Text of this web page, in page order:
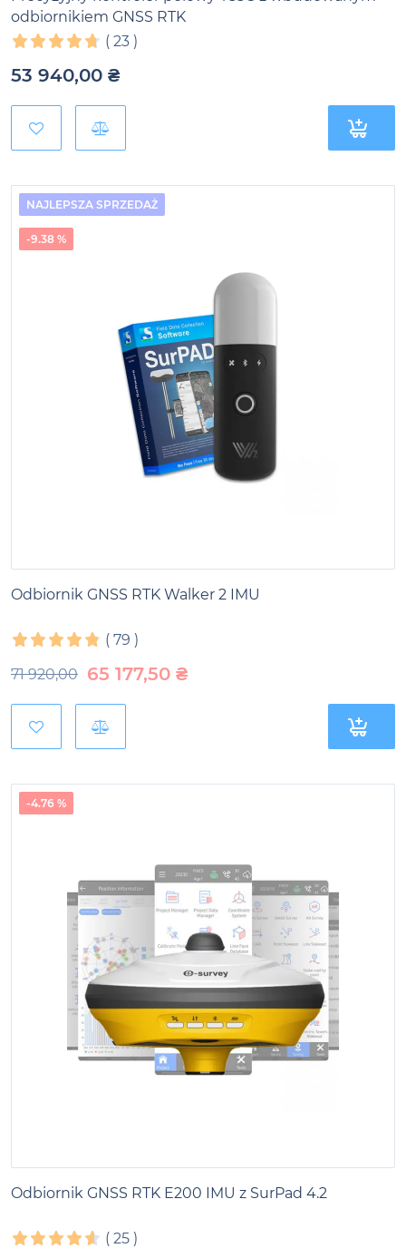
odbiornikiem GNSS RTK
( 23 )
53 940,00 ₴
NAJLEPSZA SPRZEDAŻ
-9.38 %
Odbiornik GNSS RTK Walker 2 IMU
( 79 )
71 920,00 65 177,50 ₴
-4.76 %
Odbiornik GNSS RTK E200 IMU z SurPad 4.2
( 25 )